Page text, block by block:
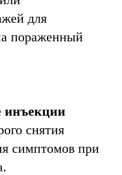
для
пораженный
инъекции
снятия
симптомов при